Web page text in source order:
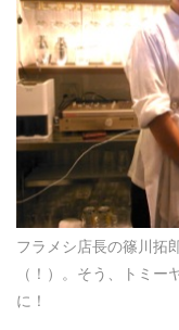
フラメシ店長の篠川拓
（！）。そう、トミー
に！